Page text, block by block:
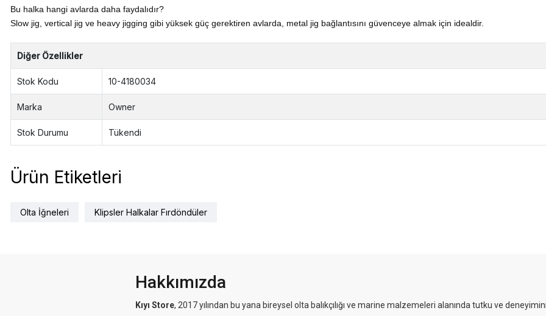
Bu halka hangi avlarda daha faydalıdır?
Slow jig, vertical jig ve heavy jigging gibi yüksek güç gerektiren avlarda, metal jig bağlantısını güvenceye almak için idealdir.
Diğer Özellikler
Stok Kodu 10-4180034
Marka Owner
Stok Durumu Tükendi
Ürün Etiketleri
Olta İğneleri Klipsler Halkalar Fırdöndüler
Hakkımızda
Kıyı Store, 2017 yılından bu yana bireysel olta balıkçılığı ve marine malzemeleri alanında tutku ve